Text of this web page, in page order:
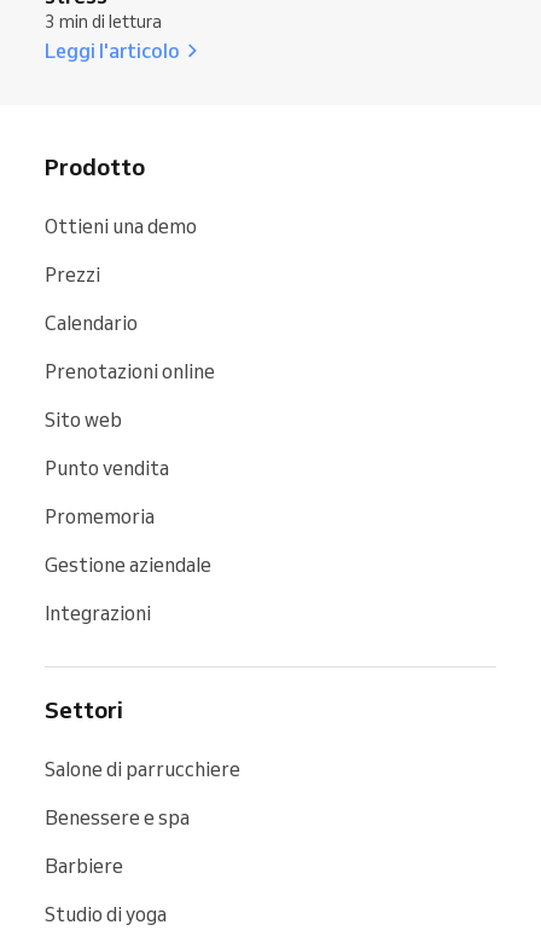
3 min di lettura
Leggi l'articolo
Prodotto
Ottieni una demo
Prezzi
Calendario
Prenotazioni online
Sito web
Punto vendita
Promemoria
Gestione aziendale
Integrazioni
Settori
Salone di parrucchiere
Benessere e spa
Barbiere
Studio di yoga